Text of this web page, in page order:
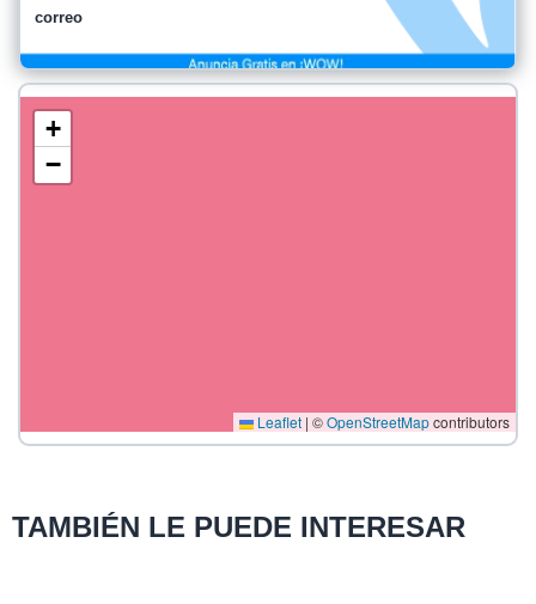
correo
+
−
Leaflet | ©OpenStreetMapcontributors
TAMBIÉN LE PUEDE INTERESAR